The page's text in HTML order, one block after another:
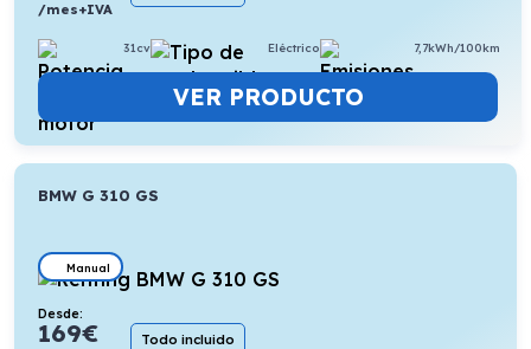
/mes+IVA
31cv Eléctrico 7,7kWh/100km
VER PRODUCTO
BMW G 310 GS
Manual
Desde:
169€ Todo incluido